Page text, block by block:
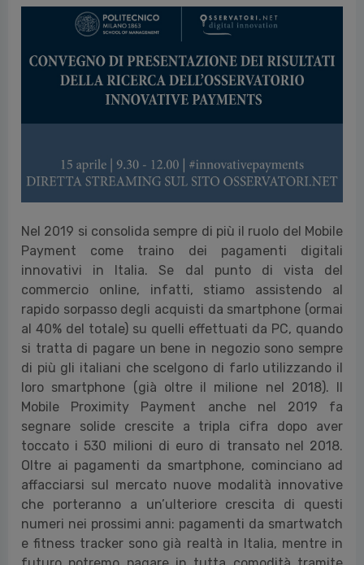
Nel 2019 si consolida sempre di più il ruolo del Mobile
Payment come traino dei pagamenti digitali
innovativi in Italia. Se dal punto di vista del
commercio online, infatti, stiamo assistendo al
rapido sorpasso degli acquisti da smartphone (ormai
al 40% del totale) su quelli effettuati da PC, quando
si tratta di pagare un bene in negozio sono sempre
di più gli italiani che scelgono di farlo utilizzando il
loro smartphone (già oltre il milione nel 2018). Il
Mobile Proximity Payment anche nel 2019 fa
segnare solide crescite a tripla cifra dopo aver
toccato i 530 milioni di euro di transato nel 2018.
Oltre ai pagamenti da smartphone, cominciano ad
affacciarsi sul mercato nuove modalità innovative
che porteranno a un’ulteriore crescita di questi
numeri nei prossimi anni: pagamenti da smartwatch
e fitness tracker sono già realtà in Italia, mentre in